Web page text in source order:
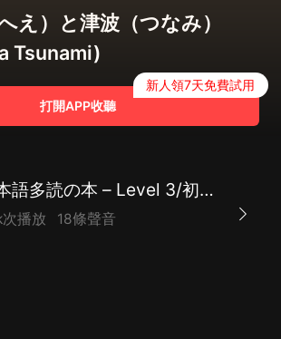
え）と津波（つなみ）
Tsunami)
打開APP收聽
新人領7天免費試用
日本語多読の本 – Level 3/初中級
次播放 18條聲音